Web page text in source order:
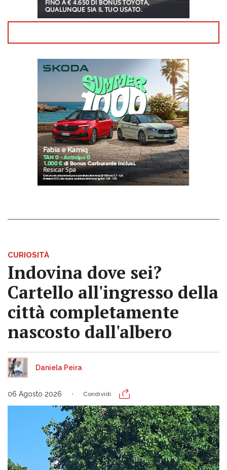
CURIOSITÀ
Indovina dove sei?
Cartello all'ingresso della
città completamente
nascosto dall'albero
Daniela Peira
06 Agosto 2026 Condividi